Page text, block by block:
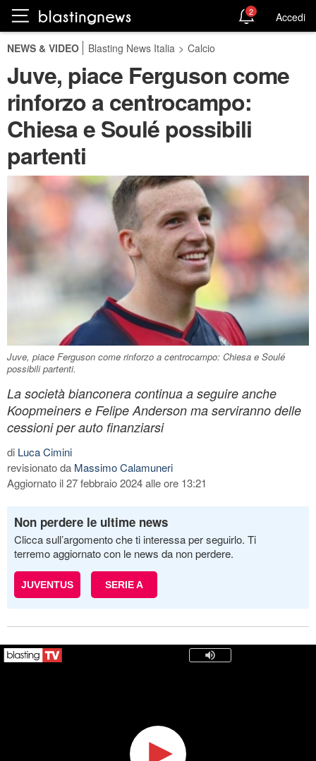
2 Accedi
NEWS & VIDEO Blasting News Italia > Calcio
Juve, piace Ferguson come
rinforzo a centrocampo:
Chiesa e Soulé possibili
partenti
Juve, piace Ferguson come rinforzo a centrocampo: Chiesa e Soulé
possibili partenti.
La società bianconera continua a seguire anche
Koopmeiners e Felipe Anderson ma serviranno delle
cessioni per auto finanziarsi
di Luca Cimini
revisionato da Massimo Calamuneri
Aggiornato il 27 febbraio 2024 alle ore 13:21
Non perdere le ultime news
Clicca sull’argomento che ti interessa per seguirlo. Ti
terremo aggiornato con le news da non perdere.
JUVENTUS SERIE A